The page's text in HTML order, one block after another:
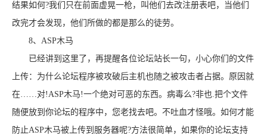
结果如何?我们只在前面虚晃一枪，叫他们去改注册表吧，当他们
改完才会发现，他们所做的都是那么的徒劳。
8、ASP木马
已经讲到这里了，再提醒各位论坛站长一句，小心你们的文件
上传：为什么论坛程序被攻破后主机也随之被攻击者占据。原因就
在……对!ASP木马!一个绝对可恶的东西。病毒么?非也.把个文件
随便放到你论坛的程序中，您老找去吧。不吐血才怪哦。如何才能
防止ASP木马被上传到服务器呢?方法很简单，如果你的论坛支持